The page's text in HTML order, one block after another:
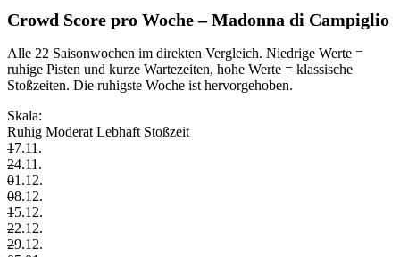
Crowd Score pro Woche – Madonna di Campiglio
Alle 22 Saisonwochen im direkten Vergleich. Niedrige Werte =
ruhige Pisten und kurze Wartezeiten, hohe Werte = klassische
Stoßzeiten. Die ruhigste Woche ist hervorgehoben.
Skala:
Ruhig Moderat Lebhaft Stoßzeit
–
17.11.
–
24.11.
–
01.12.
–
08.12.
–
15.12.
–
22.12.
–
29.12.